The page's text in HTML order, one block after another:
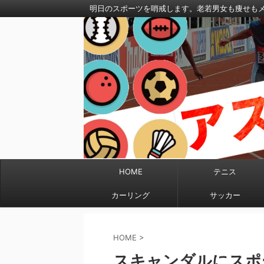
明日のスポーツを哨戒します。老若男女も痩せも
HOME テニス
カーリング サッカー
HOME >